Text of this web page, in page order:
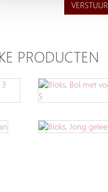
VERSTUUR
PRODUCTEN